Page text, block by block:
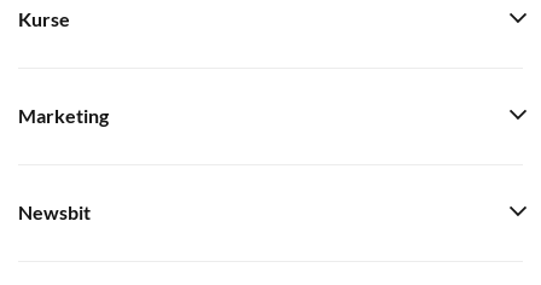
Kurse
Marketing
Newsbit